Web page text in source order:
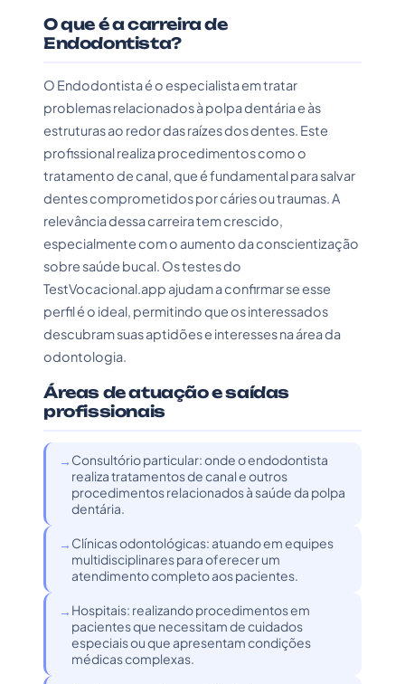
O que é a carreira de
Endodontista?
O Endodontista é o especialista em tratar
problemas relacionados à polpa dentária e às
estruturas ao redor das raízes dos dentes. Este
profissional realiza procedimentos como o
tratamento de canal, que é fundamental para salvar
dentes comprometidos por cáries ou traumas. A
relevância dessa carreira tem crescido,
especialmente com o aumento da conscientização
sobre saúde bucal. Os testes do
TestVocacional.app ajudam a confirmar se esse
perfil é o ideal, permitindo que os interessados
descubram suas aptidões e interesses na área da
odontologia.
Áreas de atuação e saídas
profissionais
Consultório particular: onde o endodontista
realiza tratamentos de canal e outros
procedimentos relacionados à saúde da polpa
dentária.
Clínicas odontológicas: atuando em equipes
multidisciplinares para oferecer um
atendimento completo aos pacientes.
Hospitais: realizando procedimentos em
pacientes que necessitam de cuidados
especiais ou que apresentam condições
médicas complexas.